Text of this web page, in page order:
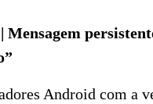
| Mensagem
Android com a